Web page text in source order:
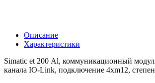
Описание
Характеристики
Simatic et 200 Аl, коммуникационный
канала IO-Link, подключение 4xm12,